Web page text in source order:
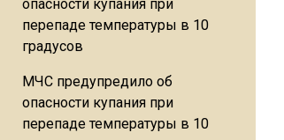
МЧС предупредило об
опасности купания при
перепаде температуры в 10